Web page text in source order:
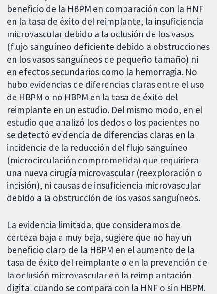
beneficio de la HBPM en comparación con la HNF
en la tasa de éxito del reimplante, la insuficiencia
microvascular debido a la oclusión de los vasos
(flujo sanguíneo deficiente debido a obstrucciones
en los vasos sanguíneos de pequeño tamaño) ni
en efectos secundarios como la hemorragia. No
hubo evidencias de diferencias claras entre el uso
de HBPM o no HBPM en la tasa de éxito del
reimplante en un estudio. Del mismo modo, en el
estudio que analizó los dedos o los pacientes no
se detectó evidencia de diferencias claras en la
incidencia de la reducción del flujo sanguíneo
(microcirculación comprometida) que requiriera
una nueva cirugía microvascular (reexploración o
incisión), ni causas de insuficiencia microvascular
debido a la obstrucción de los vasos sanguíneos.
La evidencia limitada, que consideramos de
certeza baja a muy baja, sugiere que no hay un
beneficio claro de la HBPM en el aumento de la
tasa de éxito del reimplante o en la prevención de
la oclusión microvascular en la reimplantación
digital cuando se compara con la HNF o sin HBPM.